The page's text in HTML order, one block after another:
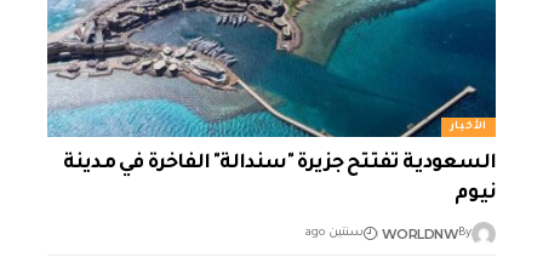
الأخبار
السعودية تفتتح جزيرة "سندالة" الفاخرة في مدينة
نيوم
By
WORLDNW سنتين ago